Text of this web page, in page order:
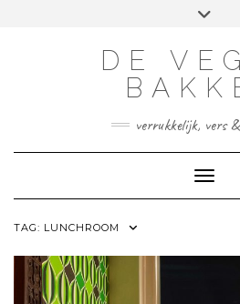
DE
verrukkelijk, vers
Toggle
TAG: LUNCHROOM